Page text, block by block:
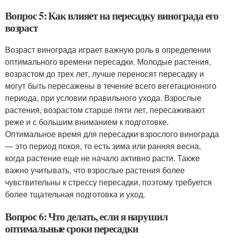
Вопрос 5: Как влияет на пересадку винограда его
возраст
Возраст винограда играет важную роль в определении
оптимального времени пересадки. Молодые растения,
возрастом до трех лет, лучше переносят пересадку и
могут быть пересажены в течение всего вегетационного
периода, при условии правильного ухода. Взрослые
растения, возрастом старше пяти лет, пересаживают
реже и с большим вниманием к подготовке.
Оптимальное время для пересадки взрослого винограда
— это период покоя, то есть зима или ранняя весна,
когда растение еще не начало активно расти. Также
важно учитывать, что взрослые растения более
чувствительны к стрессу пересадки, поэтому требуется
более тщательная подготовка и уход.
Вопрос 6: Что делать, если я нарушил
оптимальные сроки пересадки